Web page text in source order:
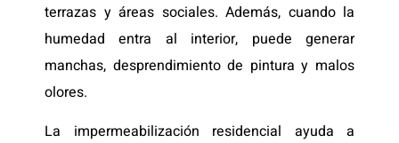
terrazas y áreas sociales. Además, cuando la
humedad entra al interior, puede generar
manchas, desprendimiento de pintura y malos
olores.
La impermeabilización residencial ayuda a